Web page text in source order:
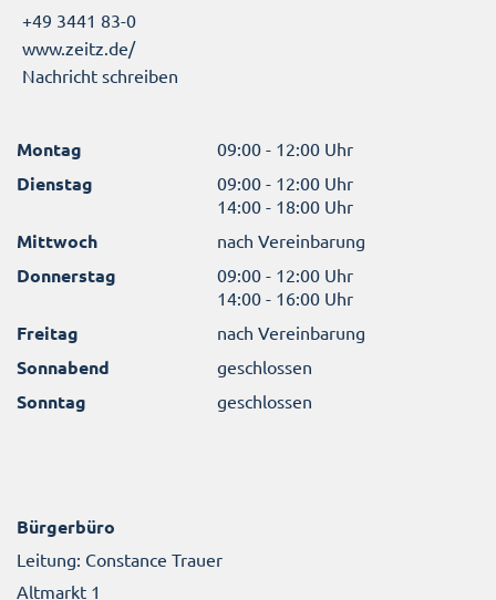
+49 3441 83-0
www.zeitz.de/
Nachricht schreiben
Montag 09:00 - 12:00 Uhr
Dienstag
09:00 - 12:00 Uhr
14:00 - 18:00 Uhr
Mittwoch nach Vereinbarung
Donnerstag
09:00 - 12:00 Uhr
14:00 - 16:00 Uhr
Freitag nach Vereinbarung
Sonnabend geschlossen
Sonntag geschlossen
Bürgerbüro
Leitung: Constance Trauer
Altmarkt 1